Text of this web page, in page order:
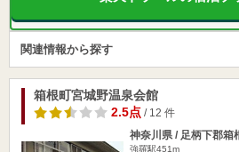
関連情報から探す
箱根町宮城野温泉会館
2.5点/ 12 件
神奈川県 / 足柄下郡箱
強羅駅451m